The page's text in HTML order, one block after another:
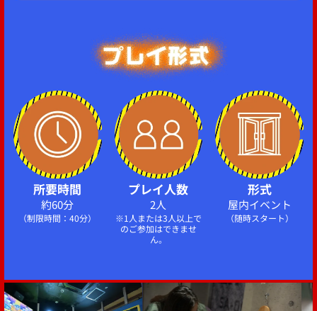
所要時間
約60分
（制限時間：40分）
プレイ人数
2人
※1人または3人以上で
のご参加はできませ
ん。
形式
屋内イベント
（随時スタート）